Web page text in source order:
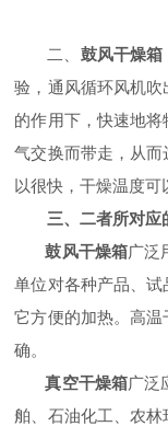
二、 鼓风干燥箱
验，通风循环风机
的作用下，快速地
气交换而带走，从
以很快，干燥温度可
三、二者所对应
鼓风干燥箱广泛
单位对各种产品、
它方便的加热。高
确。
真空干燥箱广泛
舶、石油化工、农